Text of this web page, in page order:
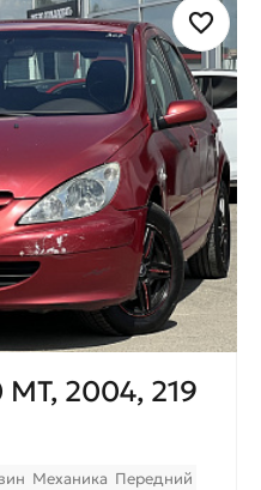
2004, 219
Механика Передний